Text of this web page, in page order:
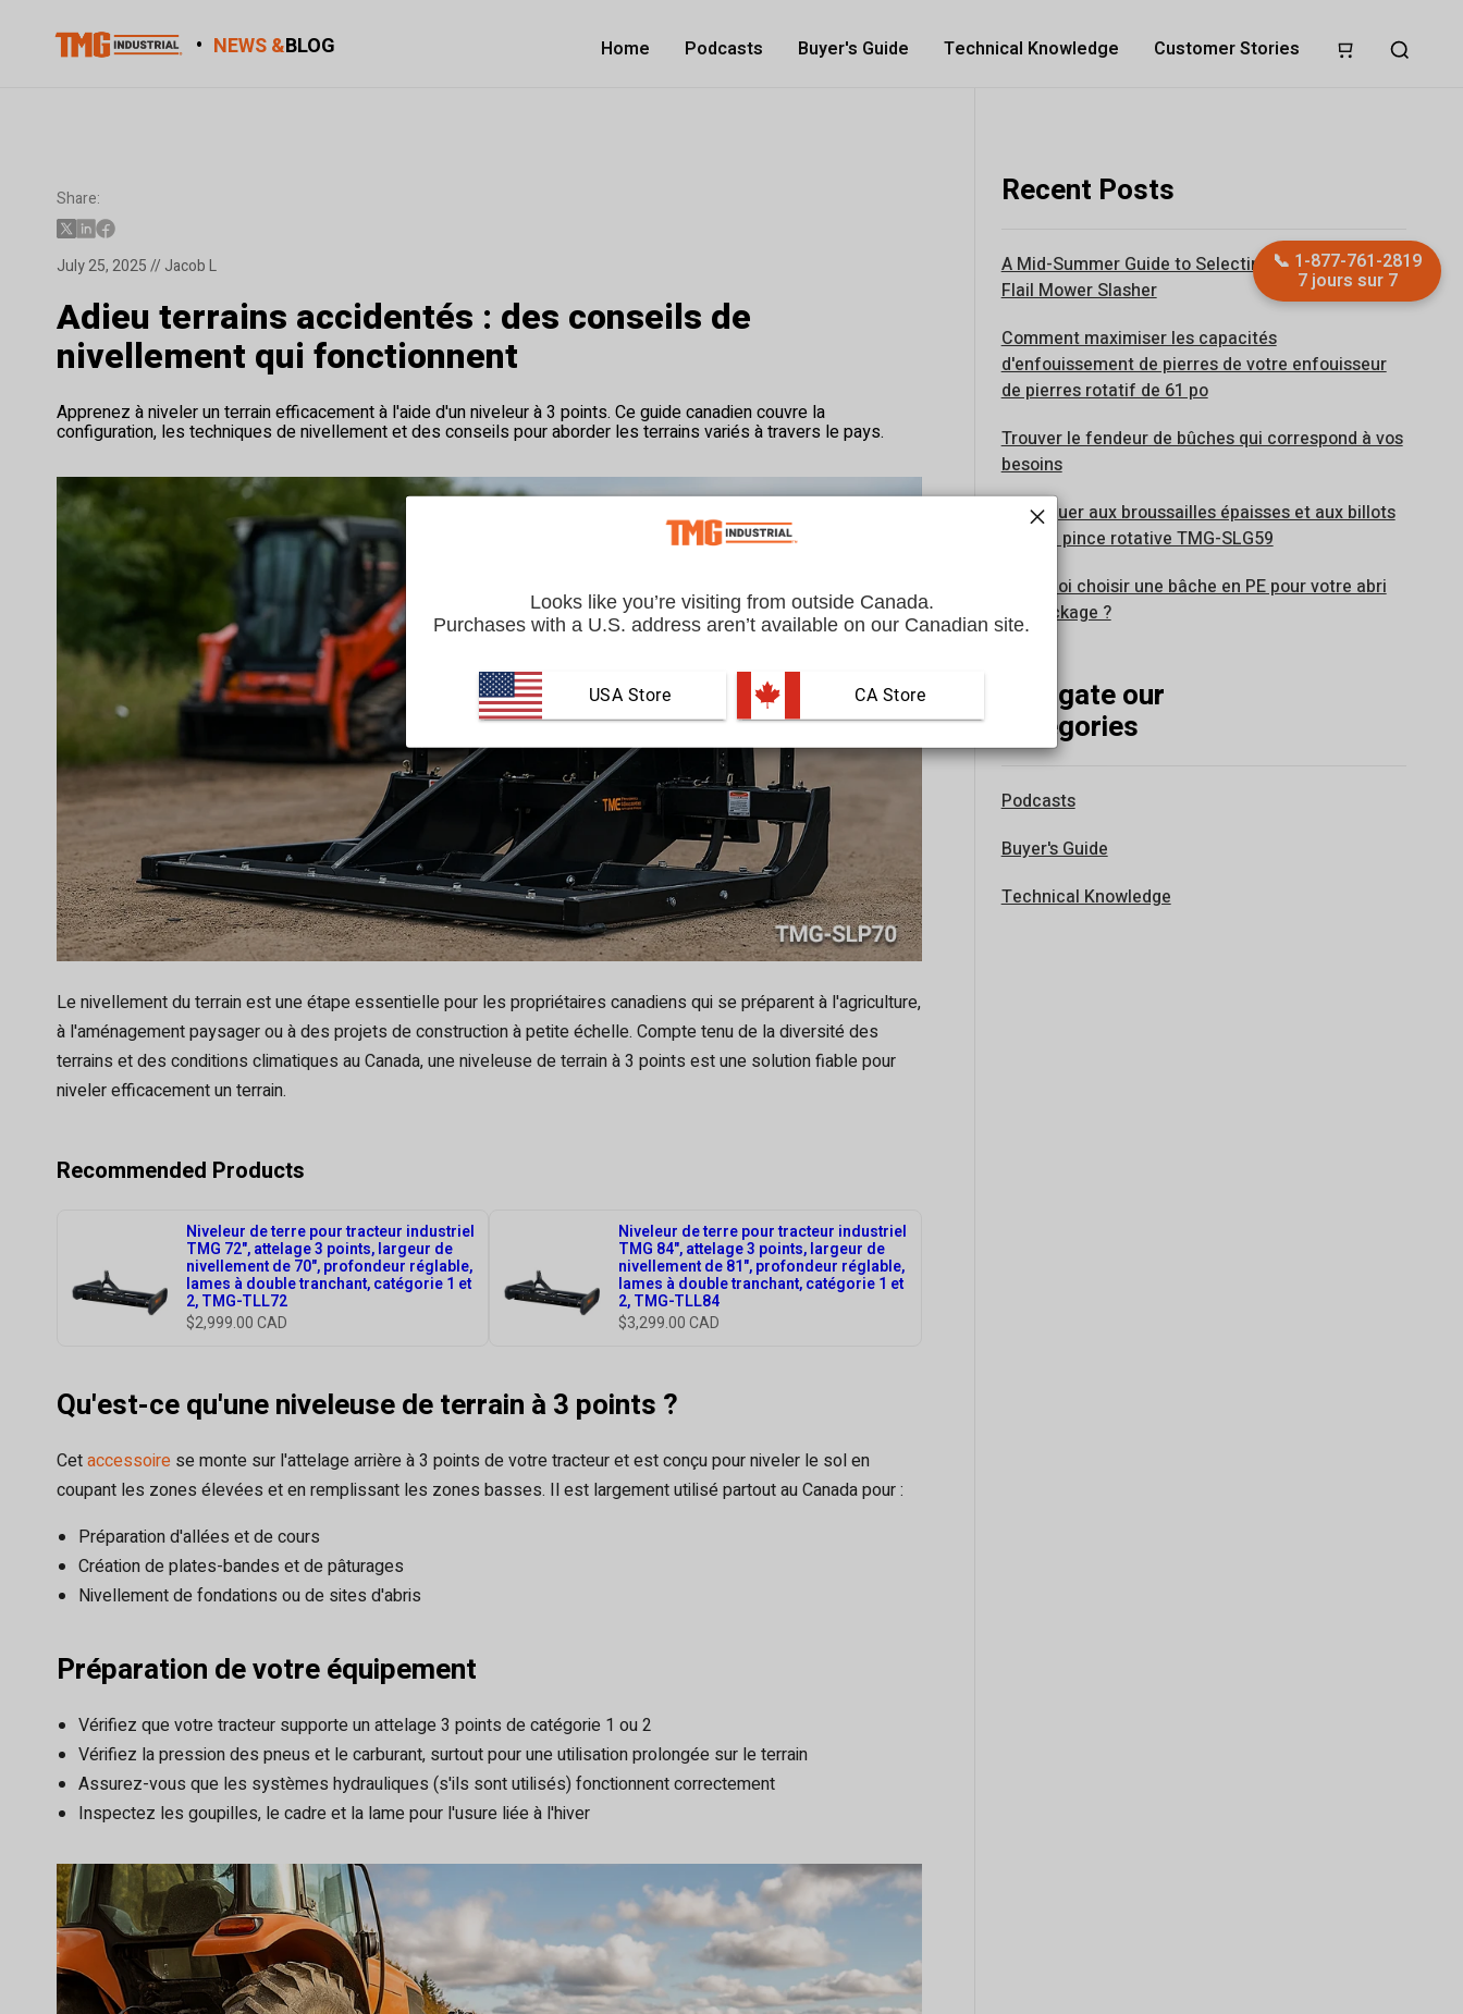
• NEWS &BLOG Home Podcasts Buyer's Guide Technical Knowledge Customer Stories
Share:
July 25, 2025 // Jacob L
Adieu terrains accidentés : des conseils de
nivellement qui fonctionnent
Apprenez à niveler un terrain efficacement à l'aide d'un niveleur à 3 points. Ce guide canadien couvre la
configuration, les techniques de nivellement et des conseils pour aborder les terrains variés à travers le pays.
Le nivellement du terrain est une étape essentielle pour les propriétaires canadiens qui se préparent à l'agriculture,
à l'aménagement paysager ou à des projets de construction à petite échelle. Compte tenu de la diversité des
terrains et des conditions climatiques au Canada, une niveleuse de terrain à 3 points est une solution fiable pour
niveler efficacement un terrain.
Recommended Products
Niveleur de terre pour tracteur industriel
TMG 72", attelage 3 points, largeur de
nivellement de 70", profondeur réglable,
lames à double tranchant, catégorie 1 et
2, TMG-TLL72
$2,999.00 CAD
Niveleur de terre pour tracteur industriel
TMG 84", attelage 3 points, largeur de
nivellement de 81", profondeur réglable,
lames à double tranchant, catégorie 1 et
2, TMG-TLL84
$3,299.00 CAD
Qu'est-ce qu'une niveleuse de terrain à 3 points ?
Cetaccessoire se monte sur l'attelage arrière à 3 points de votre tracteur et est conçu pour niveler le sol en
coupant les zones élevées et en remplissant les zones basses. Il est largement utilisé partout au Canada pour :
Préparation d'allées et de cours
Création de plates-bandes et de pâturages
Nivellement de fondations ou de sites d'abris
Préparation de votre équipement
Vérifiez que votre tracteur supporte un attelage 3 points de catégorie 1 ou 2
Vérifiez la pression des pneus et le carburant, surtout pour une utilisation prolongée sur le terrain
Assurez-vous que les systèmes hydrauliques (s'ils sont utilisés) fonctionnent correctement
Inspectez les goupilles, le cadre et la lame pour l'usure liée à l'hiver
Recent Posts
A Mid-Summer Guide to Selecting the Ideal ATV
Flail Mower Slasher
Comment maximiser les capacités
d'enfouissement de pierres de votre enfouisseur
de pierres rotatif de 61 po
Trouver le fendeur de bûches qui correspond à vos
besoins
S'attaquer aux broussailles épaisses et aux billots
avec la pince rotative TMG-SLG59
Pourquoi choisir une bâche en PE pour votre abri
de stockage ?
Navigate our
categories
Podcasts
Buyer's Guide
Technical Knowledge
📞 1-877-761-2819
7 jours sur 7
Looks like you’re visiting from outside Canada.
Purchases with a U.S. address aren’t available on our Canadian site.
USA Store CA Store